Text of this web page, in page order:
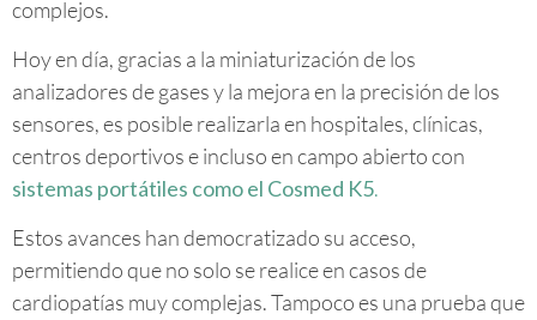
complejos.
Hoy en día, gracias a la miniaturización de los
analizadores de gases y la mejora en la precisión de los
sensores, es posible realizarla en hospitales, clínicas,
centros deportivos e incluso en campo abierto con
sistemas portátiles como el Cosmed K5.
Estos avances han democratizado su acceso,
permitiendo que no solo se realice en casos de
cardiopatías muy complejas. Tampoco es una prueba que